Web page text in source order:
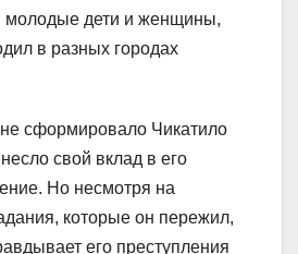
молодые дети и женщины,
в разных городах
сформировало Чикатило
свой вклад в его
Но несмотря на
которые он пережил,
его преступления